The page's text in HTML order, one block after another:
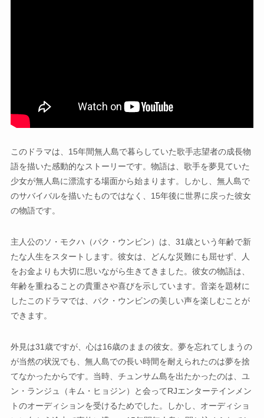
このドラマは、15年間無人島で暮らしていた歌手志望者の成長物
語を描いた感動的なストーリーです。物語は、歌手を夢見ていた
少女が無人島に漂流する場面から始まります。しかし、無人島で
のサバイバルを描いたものではなく、15年後に世界に戻った彼女
の物語です。
主人公のソ・モクハ（パク・ウンビン）は、31歳という年齢で新
たな人生をスタートします。彼女は、どんな災難にも屈せず、人
をお金よりも大切に思いながら生きてきました。彼女の物語は、
年齢を重ねることの貴重さや喜びを示しています。音楽を題材に
したこのドラマでは、パク・ウンビンの美しい声を楽しむことが
できます。
外見は31歳ですが、心は16歳のままの彼女。夢を忘れてしまうの
が当然の状況でも、無人島での長い時間を耐えられたのは夢を捨
てなかったからです。当時、チュンサム島を出たかったのは、ユ
ン・ランジュ（キム・ヒョジン）と会ってRJエンターテインメン
トのオーディションを受けるためでした。しかし、オーディショ